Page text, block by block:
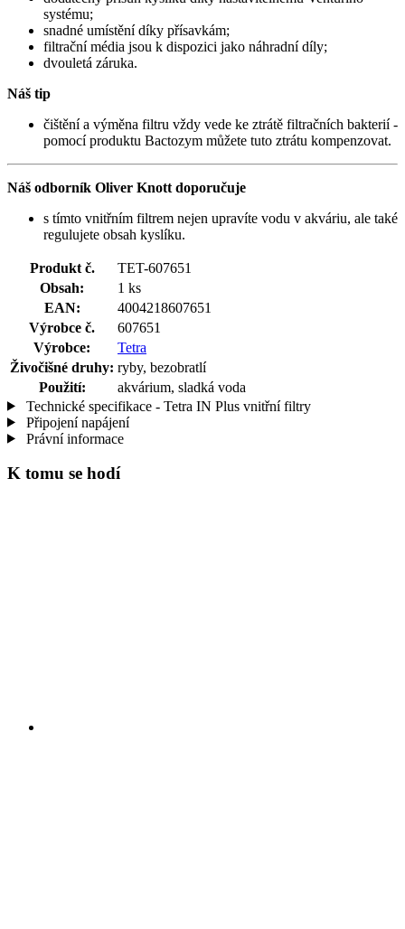
systému;
snadné umístění díky přísavkám;
filtrační média jsou k dispozici jako náhradní díly;
dvouletá záruka.
Náš tip
čištění a výměna filtru vždy vede ke ztrátě filtračních bakterií -
pomocí produktu Bactozym můžete tuto ztrátu kompenzovat.
Náš odborník Oliver Knott doporučuje
s tímto vnitřním filtrem nejen upravíte vodu v akváriu, ale také
regulujete obsah kyslíku.
Produkt č.
TET-607651
Obsah:
1 ks
EAN:
4004218607651
Výrobce č.
607651
Výrobce:
Tetra
Živočišné druhy: ryby, bezobratlí
Použití:
akvárium, sladká voda
Technické specifikace - Tetra IN Plus vnitřní filtry
Připojení napájení
Právní informace
K tomu se hodí